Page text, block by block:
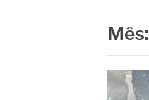
Mês: